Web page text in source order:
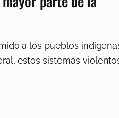
a los pueblos
estos sistemas